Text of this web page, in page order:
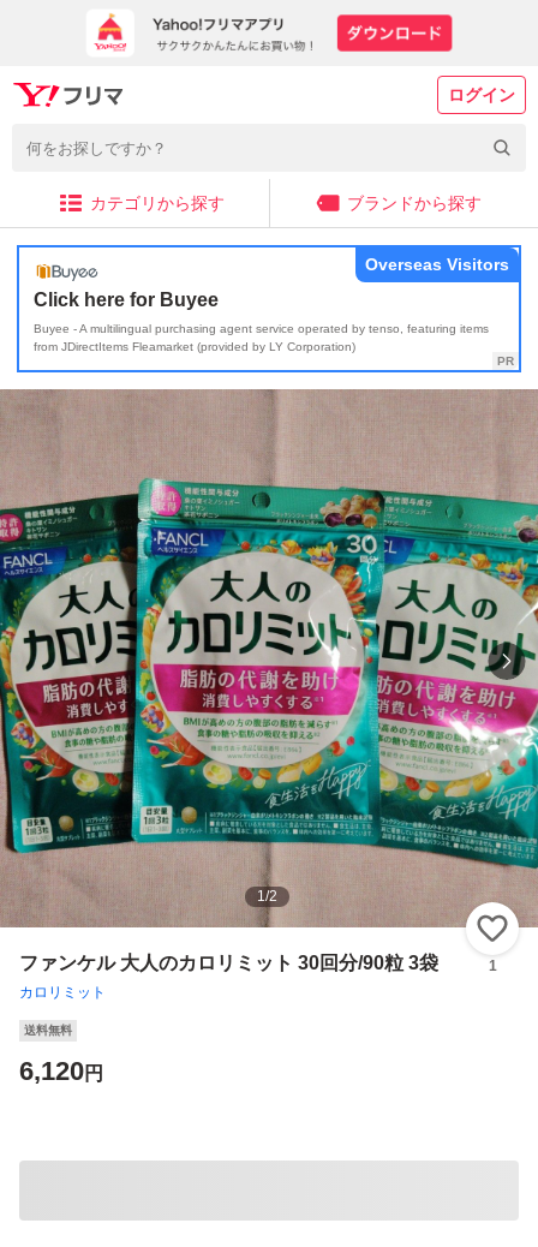
ログイン
カテゴリから探す ブランドから探す
Click here for Buyee
Buyee - A multilingual purchasing agent service operated by tenso, featuring items
from JDirectItems Fleamarket (provided by LY Corporation)
Overseas Visitors
1/2
ファンケル 大人のカロリミット 30回分/90粒 3袋
カロリミット
1
送料無料
6,120円